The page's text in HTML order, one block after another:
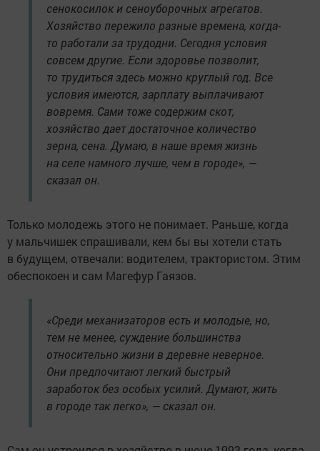
сенокосилок и сеноуборочных агрегатов.
Хозяйство пережило разные времена, когда-
то работали за трудодни. Сегодня условия
совсем другие. Если здоровье позволит,
то трудиться здесь можно круглый год. Все
условия имеются, зарплату выплачивают
вовремя. Сами тоже содержим скот,
хозяйство дает достаточное количество
зерна, сена. Думаю, в наше время жизнь
на селе намного лучше, чем в городе», —
сказал он.
Только молодежь этого не понимает. Раньше, когда
у мальчишек спрашивали, кем бы вы хотели стать
в будущем, отвечали: водителем, трактористом. Этим
обеспокоен и сам Магефур Гаязов.
«Среди механизаторов есть и молодые, но,
тем не менее, суждение большинства
относительно жизни в деревне неверное.
Они предпочитают легкий быстрый
заработок без особых усилий. Думают, жить
в городе так легко», — сказал он.